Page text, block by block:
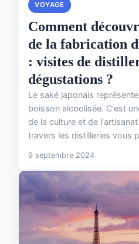
VOYAGE
Comment
de la fabrication
: visites de
dégustations ?
Le saké japonais
boisson alcoolisée. C'est
de la culture et de
travers les distilleries vous
9 septembre 2024